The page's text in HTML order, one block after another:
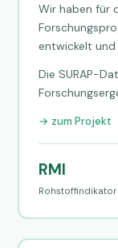
Wir haben für
entwickelt
Die SURAP-
→ zum Projekt
RMI
Rohstoffindikator